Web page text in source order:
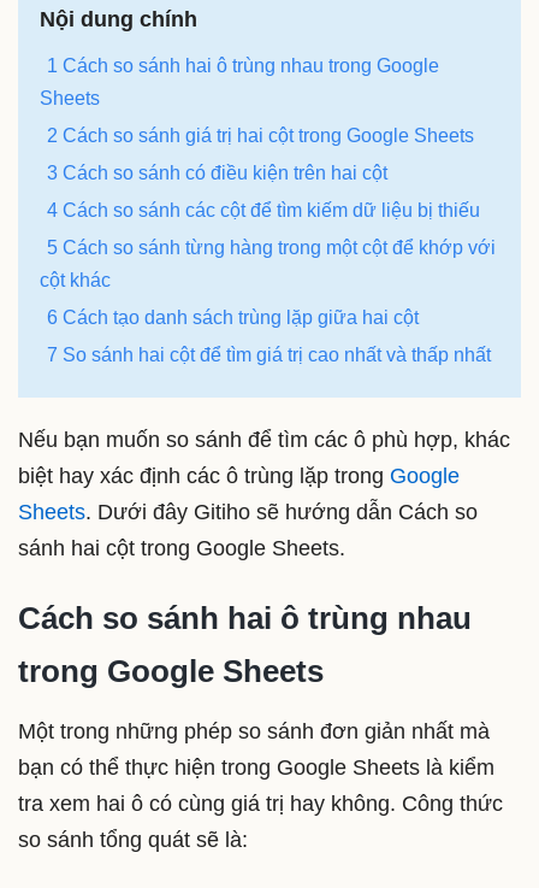
Nội dung chính
1 Cách so sánh hai ô trùng nhau trong Google
Sheets
2 Cách so sánh giá trị hai cột trong Google Sheets
3 Cách so sánh có điều kiện trên hai cột
4 Cách so sánh các cột để tìm kiếm dữ liệu bị thiếu
5 Cách so sánh từng hàng trong một cột để khớp với
cột khác
6 Cách tạo danh sách trùng lặp giữa hai cột
7 So sánh hai cột để tìm giá trị cao nhất và thấp nhất
Nếu bạn muốn so sánh để tìm các ô phù hợp, khác
biệt hay xác định các ô trùng lặp trong Google
Sheets. Dưới đây Gitiho sẽ hướng dẫn Cách so
sánh hai cột trong Google Sheets.
Cách so sánh hai ô trùng nhau
trong Google Sheets
Một trong những phép so sánh đơn giản nhất mà
bạn có thể thực hiện trong Google Sheets là kiểm
tra xem hai ô có cùng giá trị hay không. Công thức
so sánh tổng quát sẽ là: